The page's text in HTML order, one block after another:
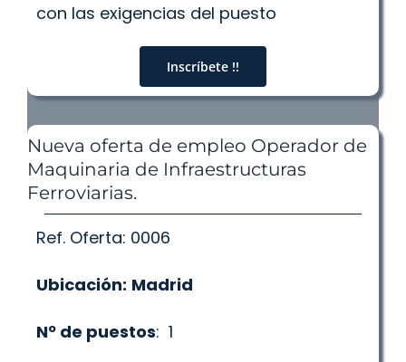
con las exigencias del puesto
Inscríbete !!
Nueva oferta de empleo Operador de
Maquinaria de Infraestructuras
Ferroviarias.
Ref. Oferta: 0006
Ubicación: Madrid
Nº de puestos: 1